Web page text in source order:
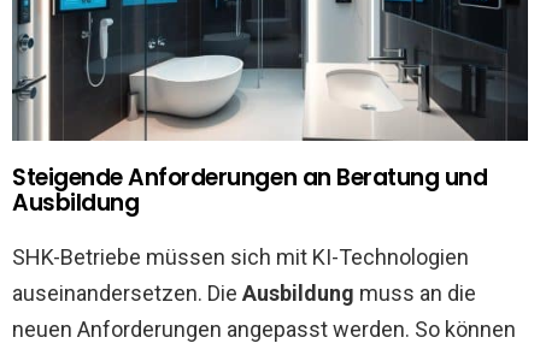
Steigende Anforderungen an Beratung und
Ausbildung
SHK-Betriebe müssen sich mit KI-Technologien
auseinandersetzen. Die Ausbildung muss an die
neuen Anforderungen angepasst werden. So können